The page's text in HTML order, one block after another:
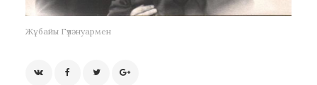
Жұбайы Гүләнуармен